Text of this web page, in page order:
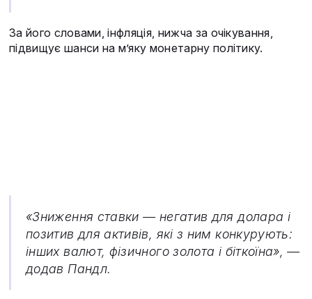
За його словами, інфляція, нижча за очікування,
підвищує шанси на м’яку монетарну політику.
«Зниження ставки — негатив для долара і
позитив для активів, які з ним конкурують:
інших валют, фізичного золота і біткоїна», —
додав Пандл.